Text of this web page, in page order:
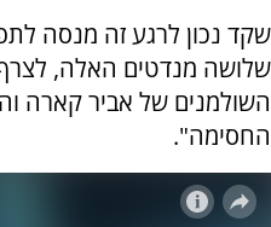
שקד נכון לרגע זה מנסה
שלושה מנדטים האלה,
השולמנים של אביר קארה
החסימה".